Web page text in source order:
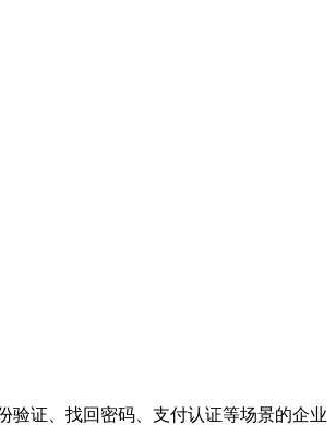
验证、找回密码、支付认证等场景的企业